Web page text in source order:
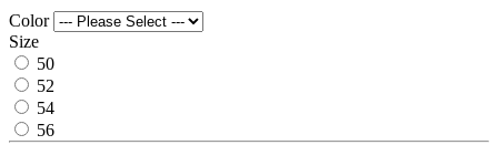
Color
Size
50
52
54
56